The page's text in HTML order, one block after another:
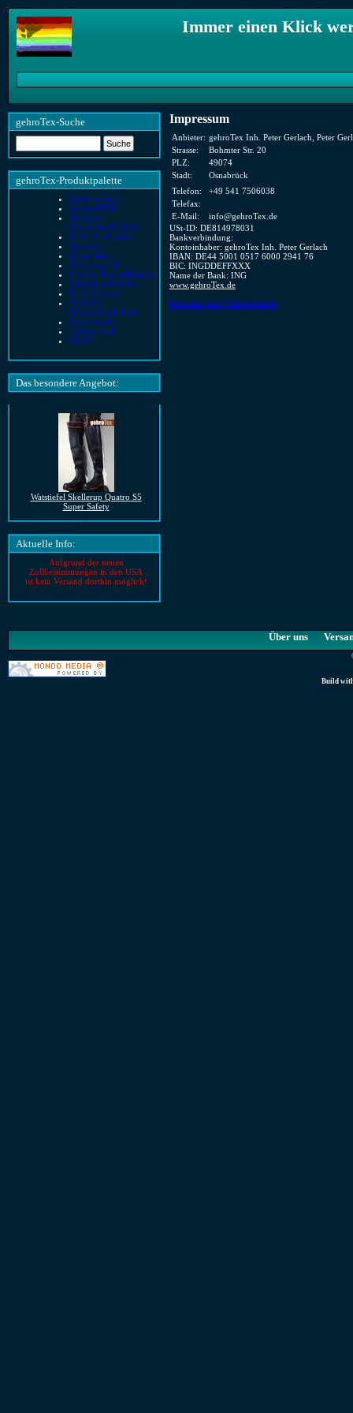
Immer einen Klick
gehroTex-Suche
gehroTex-Produktpalette
Schutzanzüge
Studio GUM
Marigold-
Gummihandschuhe
Pride-Armbänder
Sonstiges
Gasmasken
Gummistiefel
Fischer-/Regenkleidung
Schutzhandschuhe
Pride-Flaggen
AlphaTec
Gummihandschuhe
Einzelstücke
Lederartikel
SALE
Das besondere Angebot:
Watstiefel Skellerup Quatro S5
Super Safety
Aktuelle Info:
Aufgrund der neuen
Zollbestimmungen in den USA
ist kein Versand dorthin möglich!
Impressum
Anbieter: gehroTex Inh. Peter Gerlach, Peter
Strasse:
Bohmter Str. 20
PLZ:
49074
Stadt:
Osnabrück
Telefon:
+49 541 7506038
Telefax:
E-Mail:
info@gehroTex.de
USt-ID: DE814978031
Bankverbindung:
Kontoinhaber: gehroTex Inh. Peter Gerlach
IBAN: DE44 5001 0517 6000 2941 76
BIC: INGDDEFFXXX
Name der Bank: ING
www.gehroTex.de
Hinweise zum Widerrufsrecht
Über uns
Build